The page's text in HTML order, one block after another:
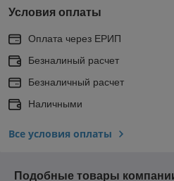
Условия оплаты
Оплата через ЕРИП
Безналиный расчет
Безналичный расчет
Наличными
Все условия оплаты
Подобные товары